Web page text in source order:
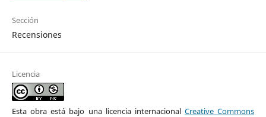
Sección
Recensiones
Licencia
Esta obra está bajo una licencia internacional Creative Commons